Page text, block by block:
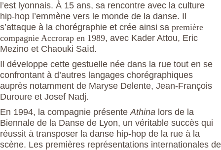
l’est lyonnais. À 15 ans, sa rencontre avec la culture
hip-hop l’emmène vers le monde de la danse. Il
s’attaque à la chorégraphie et crée ainsi sa première
compagnie Accrorap en 1989, avec Kader Attou, Eric
Mezino et Chaouki Saïd.
Il développe cette gestuelle née dans la rue tout en se
confrontant à d’autres langages chorégraphiques
auprès notamment de Maryse Delente, Jean-François
Duroure et Josef Nadj.
En 1994, la compagnie présenteAthina lors de la
Biennale de la Danse de Lyon, un véritable succès qui
réussit à transposer la danse hip-hop de la rue à la
scène. Les premières représentations internationales de